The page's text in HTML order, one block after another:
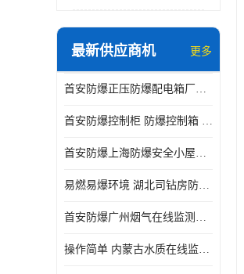
最新供应商机 更多
首安防爆正压防爆配电箱厂家直供
首安防爆控制柜 防爆控制箱 厂家直售
首安防爆上海防爆安全小屋厂家直售
易燃易爆环境 湖北司钻房防爆分析小屋
首安防爆广州烟气在线监测防爆分析小屋厂家直售
操作简单 内蒙古水质在线监测防爆小屋